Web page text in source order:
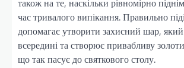
час тривалого випікання. Правильно
допомагає утворити захисний шар, який
всередині та створює привабливу
що так пасує до святкового столу.